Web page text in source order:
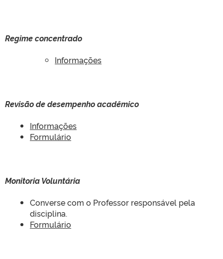
Regime concentrado
Informações
Revisão de desempenho acadêmico
Informações
Formulário
Monitoria Voluntária
Converse com o Professor responsável pela
disciplina.
Formulário